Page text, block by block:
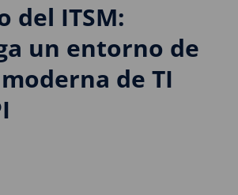
del ITSM:
un entorno de
de TI